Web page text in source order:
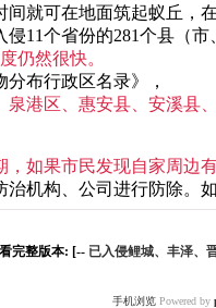
间就可在地面筑起蚁丘，
11个省份的281个县（市
仍然很快。
布行政区名录》，
港区、惠安县、安溪县
，如果市民发现自家周边
治机构、公司进行防除。
完整版本: [-- 已入侵鲤城、丰泽、
手机浏览Powered by